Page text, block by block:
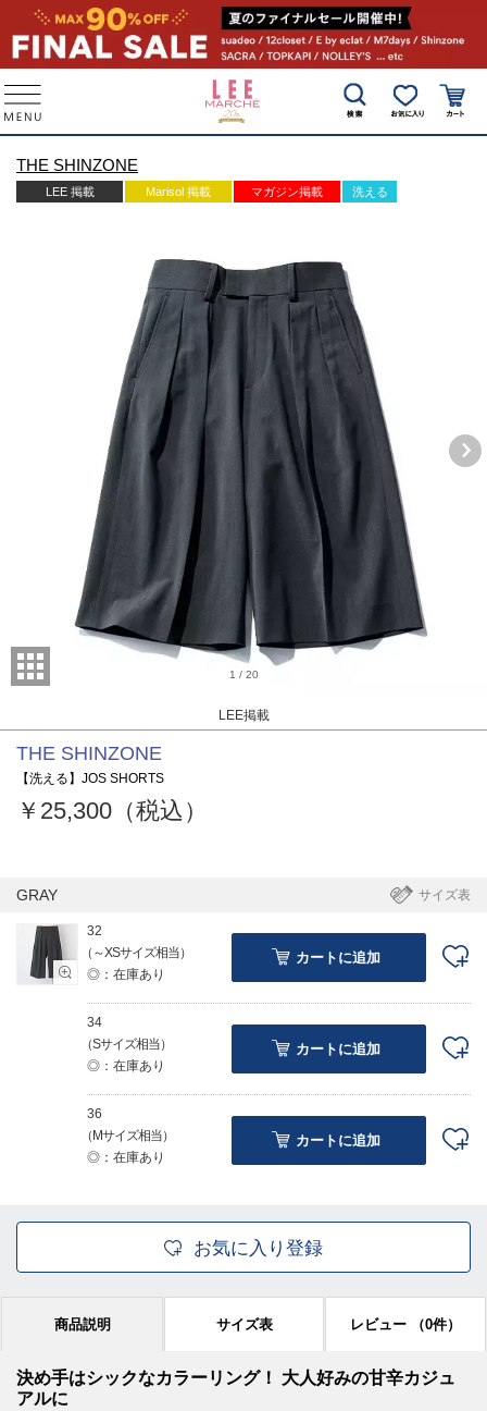
THE SHINZONE
LEE 掲載 Marisol 掲載 マガジン掲載 洗える
1 / 20
LEE掲載
THE SHINZONE
【洗える】JOS SHORTS
￥25,300（税込）
サイズ表
GRAY
32
（～XSサイズ相当）
◎：在庫あり
カートに追加
34
（Sサイズ相当）
◎：在庫あり
カートに追加
36
（Mサイズ相当）
◎：在庫あり
カートに追加
お気に入り登録
商品説明 サイズ表 レビュー （0件）
決め手はシックなカラーリング！ 大人好みの甘辛カジュ
アルに